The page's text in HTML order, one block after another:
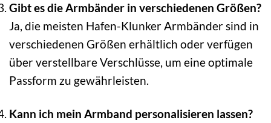
Gibt es die Armbänder in verschiedenen Größen?
Ja, die meisten Hafen-Klunker Armbänder sind in
verschiedenen Größen erhältlich oder verfügen
über verstellbare Verschlüsse, um eine optimale
Passform zu gewährleisten.
Kann ich mein Armband personalisieren lassen?